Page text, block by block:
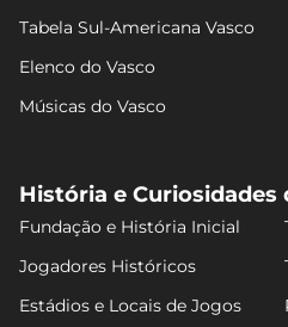
Tabela Sul-Americana Vasco
Elenco do Vasco
Músicas do Vasco
História e Curiosidades
Fundação e História Inicial
Jogadores Históricos
Estádios e Locais de Jogos